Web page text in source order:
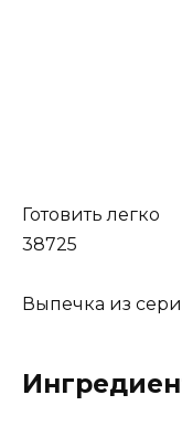
Готовить легко
38725
Выпечка из